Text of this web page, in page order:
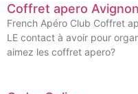
Coffret apero Avignon
French Apéro Club Coffret
LE contact à avoir pour
aimez les coffret apero?